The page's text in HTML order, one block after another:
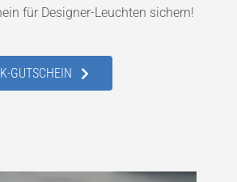
für Designer-Leuchten sichern!
GUTSCHEIN